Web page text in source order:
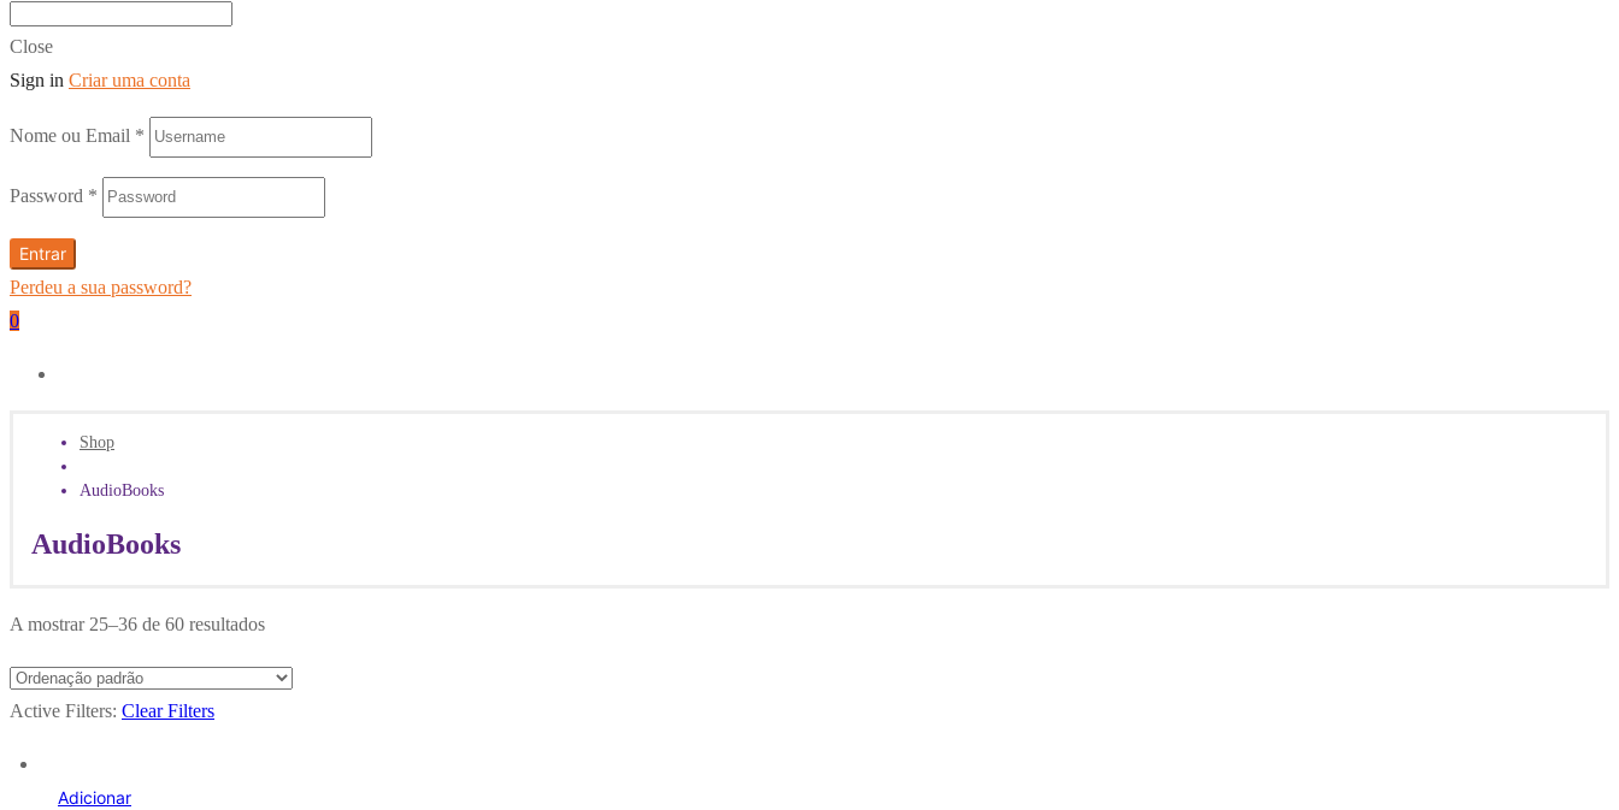
Close
Sign in Criar uma conta
Nome ou Email *
Password *
Entrar
Perdeu a sua password?
0
Shop
AudioBooks
AudioBooks
A mostrar 25–36 de 60 resultados
Active Filters: Clear Filters
Adicionar